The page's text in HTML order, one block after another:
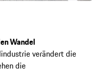
Wandel
verändert die
die